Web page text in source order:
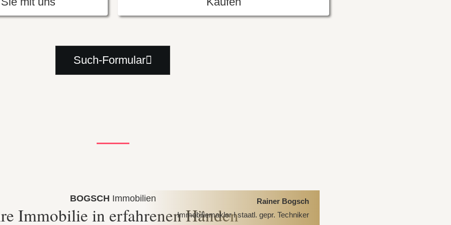
Such-Formular
BOGSCH Immobilien
Immobilie in erfahrenen Händen
Rainer Bogsch
Immobiliemakler I staatl. gepr. Techniker